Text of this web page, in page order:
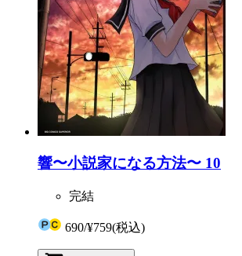
響〜小説家になる方法〜 10
完結
690/¥759(税込)